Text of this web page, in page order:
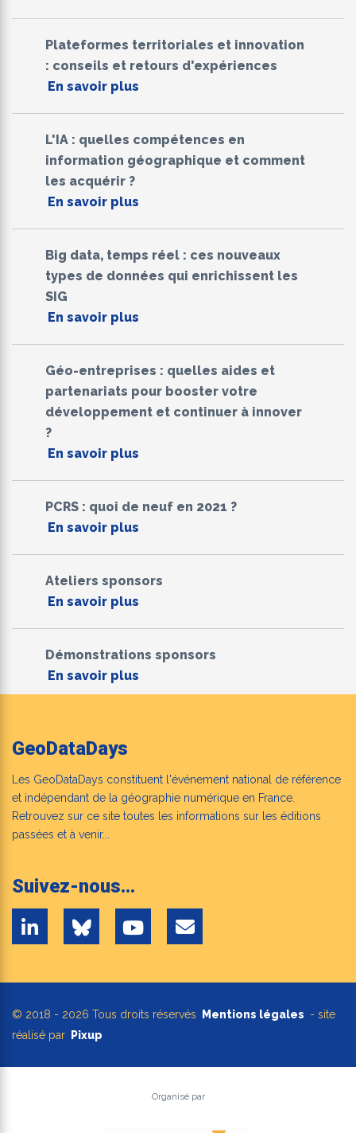
Plateformes territoriales et innovation
: conseils et retours d'expériences
En savoir plus
L'IA : quelles compétences en
information géographique et comment
les acquérir ?
En savoir plus
Big data, temps réel : ces nouveaux
types de données qui enrichissent les
SIG
En savoir plus
Géo-entreprises : quelles aides et
partenariats pour booster votre
développement et continuer à innover
?
En savoir plus
PCRS : quoi de neuf en 2021 ?
En savoir plus
Ateliers sponsors
En savoir plus
Démonstrations sponsors
En savoir plus
GeoDataDays
Les GeoDataDays constituent l'événement national de référence
et indépendant de la géographie numérique en France.
Retrouvez sur ce site toutes les informations sur les éditions
passées et à venir...
Suivez-nous...
© 2018 - 2026 Tous droits réservés Mentions légales - site
réalisé par
Pixup
Organisé par